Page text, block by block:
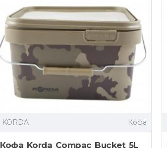
KORDA Кофа
Кофа Korda Compac Bucket 5L